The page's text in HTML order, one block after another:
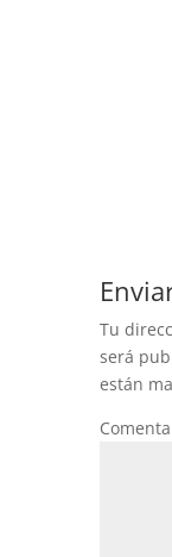
Tu
será
están